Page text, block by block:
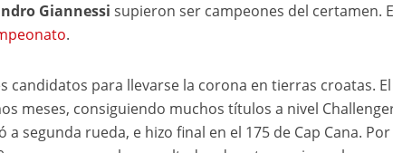
Giannessi supieron ser campeones del certamen.
.
candidatos para llevarse la corona en tierras croatas. El
meses, consiguiendo muchos títulos a nivel
segunda rueda, e hizo final en el 175 de Cap Cana.